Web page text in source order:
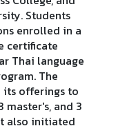
Students
enrolled in a
certificate
Thai language
The
its offerings to
master's, and 3
also initiated